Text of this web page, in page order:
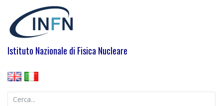
content
Istituto Nazionale di Fisica Nucleare
Search